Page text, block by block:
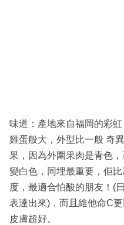
味道：產地來自福岡的彩
雞蛋般大，外型比一般 奇
果，因為外圍果肉是青色
變白色，同埋最重要，佢
度，最適合怕酸的朋友！(
表達出來)，而且維他命C
皮膚超好。